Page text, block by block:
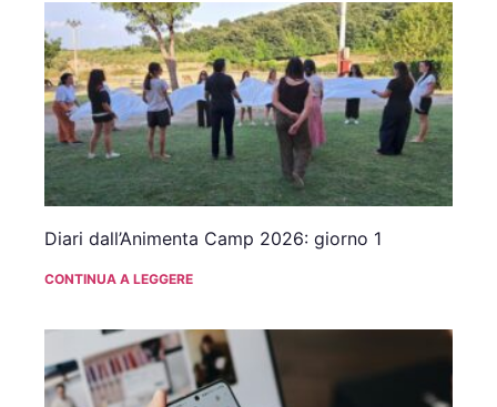
Diari dall’Animenta Camp 2026: giorno 1
CONTINUA A LEGGERE